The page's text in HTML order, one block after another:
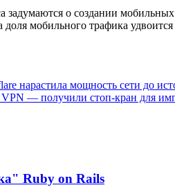
задумаются о создании
мобильного трафика
нарастила мощность сети до
VPN — получили стоп-кран для
Ruby on Rails